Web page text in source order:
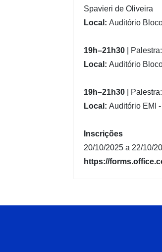
Spavieri de Oliveira
Local: Auditório
19h–21h30
|
Local: Auditório
19h–21h30
|
Local: Auditório EMI
Inscrições
20/10/2025 a 22/10/
https://